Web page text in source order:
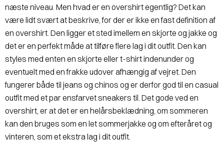
næste niveau. Men hvad er en overshirt egentlig? Det kan
være lidt svært at beskrive, for der er ikke en fast definition af
en overshirt. Den ligger et sted imellem en skjorte og jakke og
det er en perfekt måde at tilføre flere lag i dit outfit. Den kan
styles med enten en skjorte eller t-shirt indenunder og
eventuelt med en frakke udover afhængig af vejret. Den
fungerer både til jeans og chinos og er derfor god til en casual
outfit med et par ensfarvet sneakers til. Det gode ved en
overshirt, er at det er en helårsbeklædning, om sommeren
kan den bruges som en let sommerjakke og om efteråret og
vinteren, som et ekstra lag i dit outfit.